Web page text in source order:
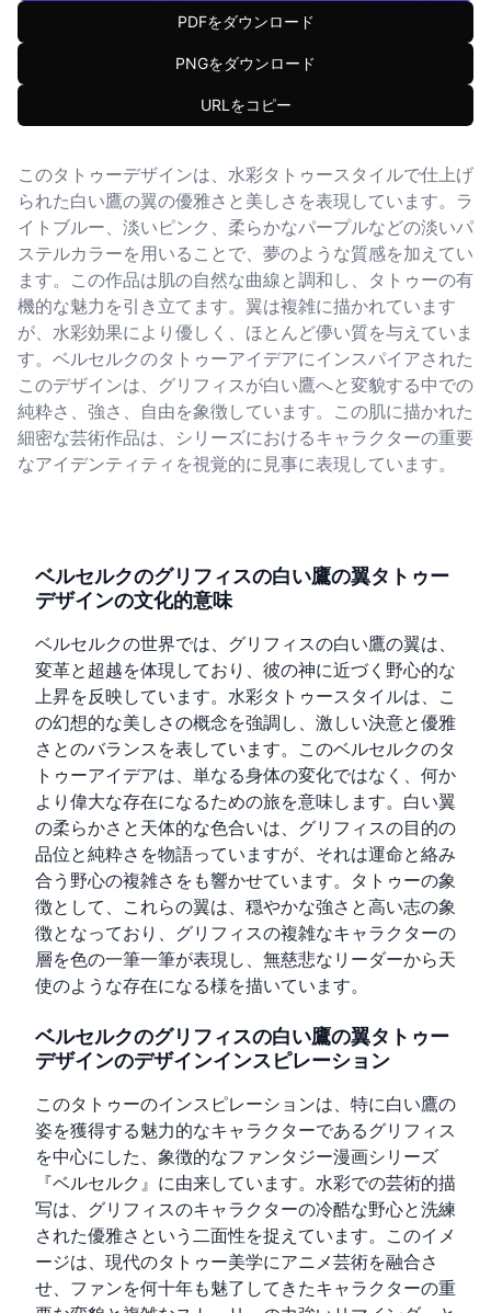
PDFをダウンロード
PNGをダウンロード
URLをコピー
このタトゥーデザインは、水彩タトゥースタイルで仕上げ
られた白い鷹の翼の優雅さと美しさを表現しています。ラ
イトブルー、淡いピンク、柔らかなパープルなどの淡いパ
ステルカラーを用いることで、夢のような質感を加えてい
ます。この作品は肌の自然な曲線と調和し、タトゥーの有
機的な魅力を引き立てます。翼は複雑に描かれています
が、水彩効果により優しく、ほとんど儚い質を与えていま
す。ベルセルクのタトゥーアイデアにインスパイアされた
このデザインは、グリフィスが白い鷹へと変貌する中での
純粋さ、強さ、自由を象徴しています。この肌に描かれた
細密な芸術作品は、シリーズにおけるキャラクターの重要
なアイデンティティを視覚的に見事に表現しています。
ベルセルクのグリフィスの白い鷹の翼タトゥー
デザインの文化的意味
ベルセルクの世界では、グリフィスの白い鷹の翼は、
変革と超越を体現しており、彼の神に近づく野心的な
上昇を反映しています。水彩タトゥースタイルは、こ
の幻想的な美しさの概念を強調し、激しい決意と優雅
さとのバランスを表しています。このベルセルクのタ
トゥーアイデアは、単なる身体の変化ではなく、何か
より偉大な存在になるための旅を意味します。白い翼
の柔らかさと天体的な色合いは、グリフィスの目的の
品位と純粋さを物語っていますが、それは運命と絡み
合う野心の複雑さをも響かせています。タトゥーの象
徴として、これらの翼は、穏やかな強さと高い志の象
徴となっており、グリフィスの複雑なキャラクターの
層を色の一筆一筆が表現し、無慈悲なリーダーから天
使のような存在になる様を描いています。
ベルセルクのグリフィスの白い鷹の翼タトゥー
デザインのデザインインスピレーション
このタトゥーのインスピレーションは、特に白い鷹の
姿を獲得する魅力的なキャラクターであるグリフィス
を中心にした、象徴的なファンタジー漫画シリーズ
『ベルセルク』に由来しています。水彩での芸術的描
写は、グリフィスのキャラクターの冷酷な野心と洗練
された優雅さという二面性を捉えています。このイメ
ージは、現代のタトゥー美学にアニメ芸術を融合さ
せ、ファンを何十年も魅了してきたキャラクターの重